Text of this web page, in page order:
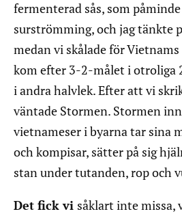
fermenterad sås, som
surströmming, och jag tänkte
medan vi skålade för Vietnams
kom efter 3-2-målet i otroliga
i andra halvlek. Efter att vi
väntade Stormen. Stormen
vietnameser i byarna tar sina
och kompisar, sätter på sig
stan under tutanden, rop och
Det fick vi såklart inte missa,